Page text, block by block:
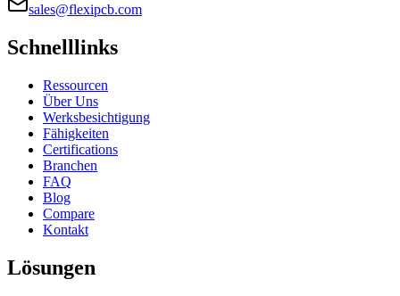
sales@flexipcb.com
Schnelllinks
Ressourcen
Über Uns
Werksbesichtigung
Fähigkeiten
Certifications
Branchen
FAQ
Blog
Compare
Kontakt
Lösungen